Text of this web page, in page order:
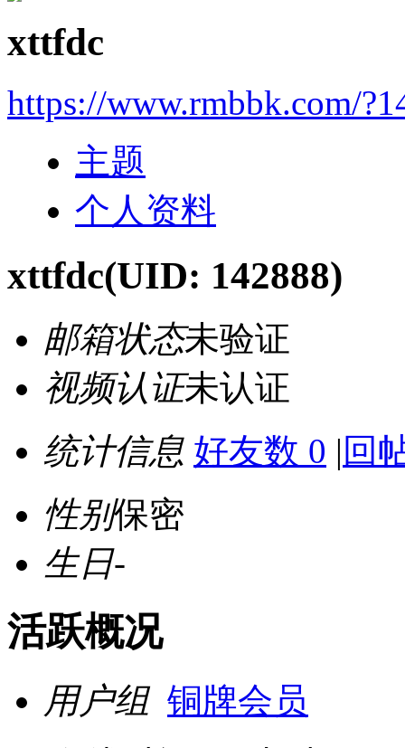
xttfdc
https://www.rmbbk.com/
主题
个人资料
xttfdc(UID: 142888)
邮箱状态未验证
视频认证未认证
统计信息 好友数 0 | 回
性别保密
生日-
活跃概况
用户组 铜牌会员